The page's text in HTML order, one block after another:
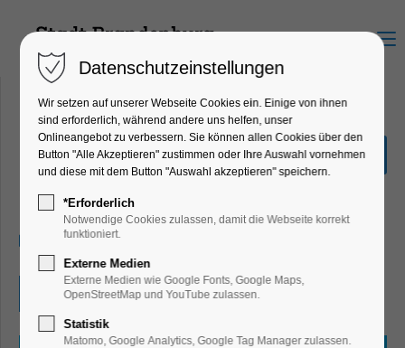
Menu
Quiz-Tour
Ferienkalender, Kinder, Jugend, Mitmach-
Aktion
23.07.2026, 10:00–17:00
Eintritt frei
Datenschutzeinstellungen
Wir setzen auf unserer Webseite Cookies ein. Einige von ihnen
sind erforderlich, während andere uns helfen, unser
Onlineangebot zu verbessern. Sie können allen Cookies über den
Button "Alle Akzeptieren" zustimmen oder Ihre Auswahl vornehmen
und diese mit dem Button "Auswahl akzeptieren" speichern.
*Erforderlich
Notwendige Cookies zulassen, damit die Webseite korrekt
funktioniert.
Externe Medien
Externe Medien wie Google Fonts, Google Maps,
OpenStreetMap und YouTube zulassen.
Statistik
Matomo, Google Analytics, Google Tag Manager zulassen.